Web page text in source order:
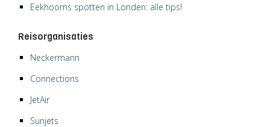
Eekhoorns spotten in Londen: alle tips!
Reisorganisaties
Neckermann
Connections
JetAir
Sunjets